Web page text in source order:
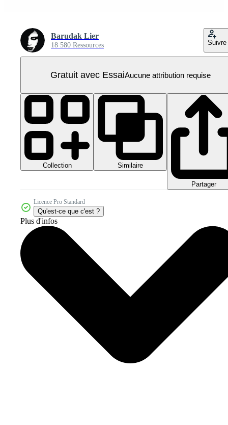
Barudak Lier
18 580 Ressources Suivre
Gratuit avec EssaiAucune attribution requise
Collection Similaire
Partager
Licence Pro Standard
Qu'est-ce que c'est ?
Plus d'infos